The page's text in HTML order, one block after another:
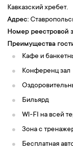
Кавказский хребет.
Адрес:
Номер реестровой
Преимущества
Кафе и
Конференц зал
Бильярд
WI-FI на всей
Зона с
Бесплатная